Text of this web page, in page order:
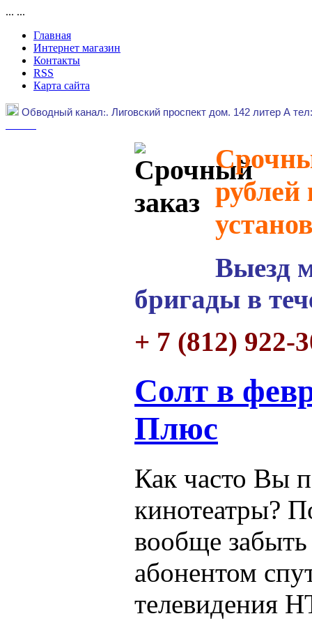
... ...
Главная
Интернет магазин
Контакты
RSS
Карта сайта
Обводный канал:. Лиговский проспект дом. 142 литер А
рублей
Выезд
бригады в
+ 7 (812) 922-
Солт в
Плюс
Как часто Вы
кинотеатры?
вообще
абонентом
телевидения